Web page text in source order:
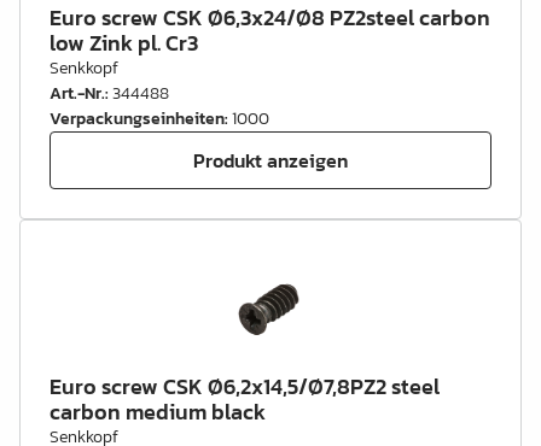
Euro screw CSK Ø6,3x24/Ø8 PZ2steel carbon
low Zink pl. Cr3
Senkkopf
Art.-Nr.:344488
Verpackungseinheiten:1000
Produkt anzeigen
Euro screw CSK Ø6,2x14,5/Ø7,8PZ2 steel
carbon medium black
Senkkopf